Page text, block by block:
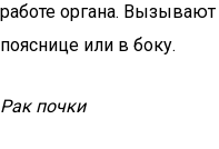
работе органа.
пояснице или в боку.
Рак почки